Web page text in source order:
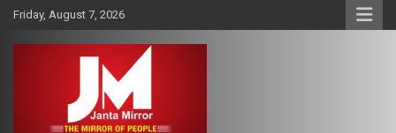
Skip
content
Friday, August 7, 2026